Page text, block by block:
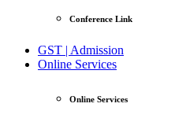
Conference Link
GST | Admission
Online Services
Online Services